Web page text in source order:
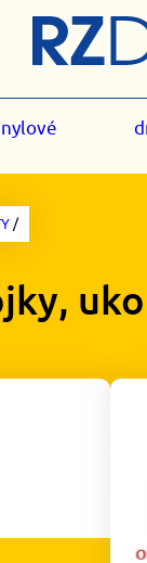
/